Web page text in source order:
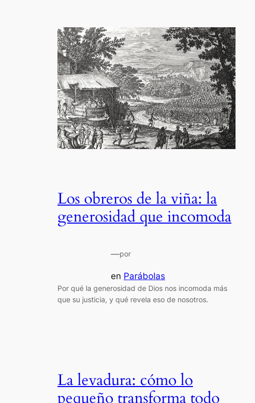
Los obreros de la viña: la
generosidad que incomoda
—por
en Parábolas
Por qué la generosidad de Dios nos incomoda más
que su justicia, y qué revela eso de nosotros.
La levadura: cómo lo
pequeño transforma todo